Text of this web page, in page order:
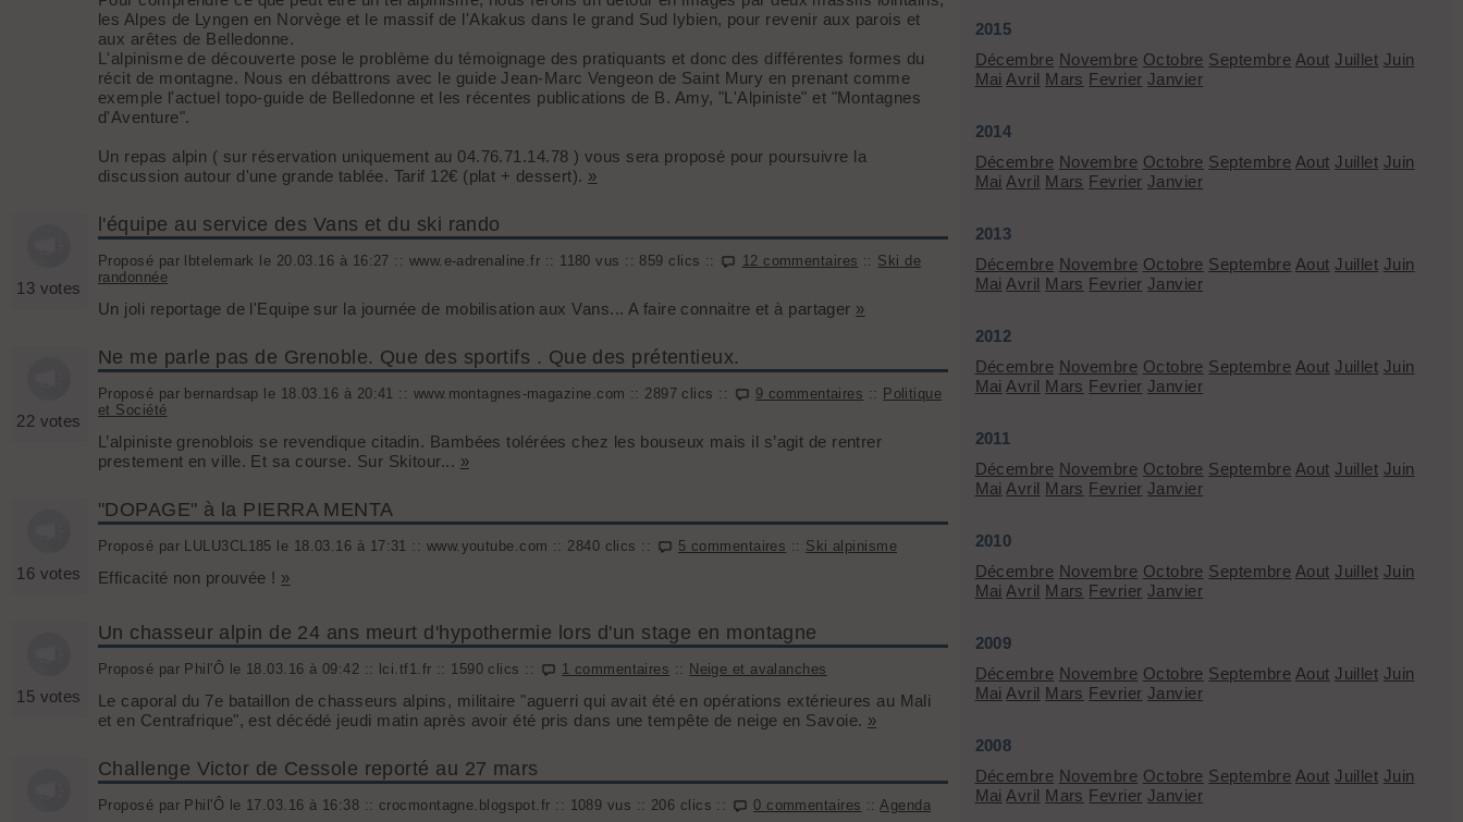
les Alpes de Lyngen en Norvège et le massif de l'Akakus dans le grand Sud lybien, pour revenir aux parois et
aux arêtes de Belledonne.
L'alpinisme de découverte pose le problème du témoignage des pratiquants et donc des différentes formes du
récit de montagne. Nous en débattrons avec le guide Jean-Marc Vengeon de Saint Mury en prenant comme
exemple l'actuel topo-guide de Belledonne et les récentes publications de B. Amy, "L'Alpiniste" et "Montagnes
d'Aventure".
Un repas alpin ( sur réservation uniquement au 04.76.71.14.78 ) vous sera proposé pour poursuivre la
discussion autour d'une grande tablée. Tarif 12€ (plat + dessert). »
13 votes
l'équipe au service des Vans et du ski rando
Proposé par lbtelemark le 20.03.16 à 16:27 :: www.e-adrenaline.fr :: 1180 vus :: 859 clics :: 12 commentaires :: Ski de
randonnée
Un joli reportage de l'Equipe sur la journée de mobilisation aux Vans... A faire connaitre et à partager »
22 votes
Ne me parle pas de Grenoble. Que des sportifs . Que des prétentieux.
Proposé par bernardsap le 18.03.16 à 20:41 :: www.montagnes-magazine.com :: 2897 clics :: 9 commentaires ::
Politique
et Société
L’alpiniste grenoblois se revendique citadin. Bambées tolérées chez les bouseux mais il s’agit de rentrer
prestement en ville. Et sa course. Sur Skitour... »
16 votes
"DOPAGE" à la PIERRA MENTA
Proposé par LULU3CL185 le 18.03.16 à 17:31 :: www.youtube.com :: 2840 clics :: 5 commentaires :: Ski alpinisme
Efficacité non prouvée ! »
15 votes
Un chasseur alpin de 24 ans meurt d'hypothermie lors d'un stage en montagne
Proposé par Phil'Ô le 18.03.16 à 09:42 :: lci.tf1.fr :: 1590 clics :: 1 commentaires :: Neige et avalanches
Le caporal du 7e bataillon de chasseurs alpins, militaire "aguerri qui avait été en opérations extérieures au Mali
et en Centrafrique", est décédé jeudi matin après avoir été pris dans une tempête de neige en Savoie. »
Challenge Victor de Cessole reporté au 27 mars
Proposé par Phil'Ô le 17.03.16 à 16:38 :: crocmontagne.blogspot.fr :: 1089 vus :: 206 clics :: 0 commentaires :: Agenda
2015
Décembre Novembre Octobre Septembre Aout Juillet Juin
Mai Avril Mars Fevrier Janvier
2014
Décembre Novembre Octobre Septembre Aout Juillet Juin
Mai Avril Mars Fevrier Janvier
2013
Décembre Novembre Octobre Septembre Aout Juillet Juin
Mai Avril Mars Fevrier Janvier
2012
Décembre Novembre Octobre Septembre Aout Juillet Juin
Mai Avril Mars Fevrier Janvier
2011
Décembre Novembre Octobre Septembre Aout Juillet Juin
Mai Avril Mars Fevrier Janvier
2010
Décembre Novembre Octobre Septembre Aout Juillet Juin
Mai Avril Mars Fevrier Janvier
2009
Décembre Novembre Octobre Septembre Aout Juillet Juin
Mai Avril Mars Fevrier Janvier
2008
Décembre Novembre Octobre Septembre Aout Juillet Juin
Mai Avril Mars Fevrier Janvier